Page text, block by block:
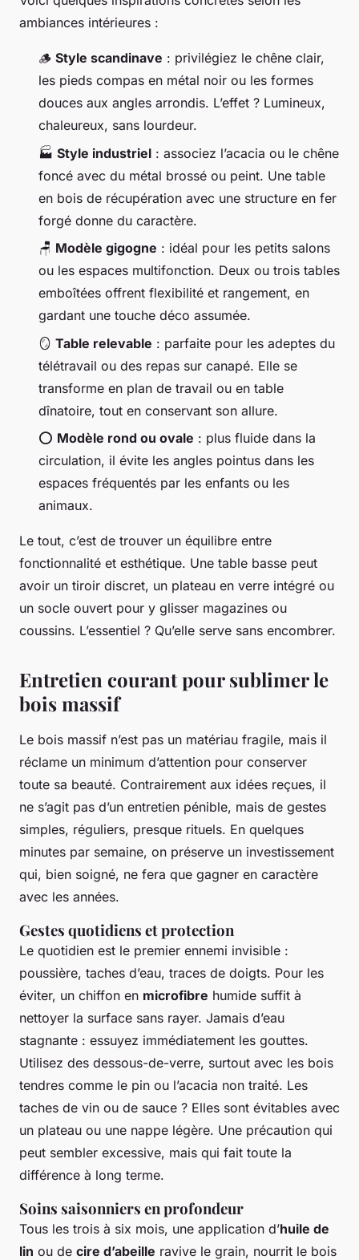
ambiances intérieures :
🪵 Style scandinave : privilégiez le chêne clair,
les pieds compas en métal noir ou les formes
douces aux angles arrondis. L’effet ? Lumineux,
chaleureux, sans lourdeur.
🏭 Style industriel : associez l’acacia ou le chêne
foncé avec du métal brossé ou peint. Une table
en bois de récupération avec une structure en fer
forgé donne du caractère.
🪑 Modèle gigogne : idéal pour les petits salons
ou les espaces multifonction. Deux ou trois tables
emboîtées offrent flexibilité et rangement, en
gardant une touche déco assumée.
🪞 Table relevable : parfaite pour les adeptes du
télétravail ou des repas sur canapé. Elle se
transforme en plan de travail ou en table
dînatoire, tout en conservant son allure.
⭕ Modèle rond ou ovale : plus fluide dans la
circulation, il évite les angles pointus dans les
espaces fréquentés par les enfants ou les
animaux.
Le tout, c’est de trouver un équilibre entre
fonctionnalité et esthétique. Une table basse peut
avoir un tiroir discret, un plateau en verre intégré ou
un socle ouvert pour y glisser magazines ou
coussins. L’essentiel ? Qu’elle serve sans encombrer.
Entretien courant pour sublimer le
bois massif
Le bois massif n’est pas un matériau fragile, mais il
réclame un minimum d’attention pour conserver
toute sa beauté. Contrairement aux idées reçues, il
ne s’agit pas d’un entretien pénible, mais de gestes
simples, réguliers, presque rituels. En quelques
minutes par semaine, on préserve un investissement
qui, bien soigné, ne fera que gagner en caractère
avec les années.
Gestes quotidiens et protection
Le quotidien est le premier ennemi invisible :
poussière, taches d’eau, traces de doigts. Pour les
éviter, un chiffon en microfibre humide suffit à
nettoyer la surface sans rayer. Jamais d’eau
stagnante : essuyez immédiatement les gouttes.
Utilisez des dessous-de-verre, surtout avec les bois
tendres comme le pin ou l’acacia non traité. Les
taches de vin ou de sauce ? Elles sont évitables avec
un plateau ou une nappe légère. Une précaution qui
peut sembler excessive, mais qui fait toute la
différence à long terme.
Soins saisonniers en profondeur
Tous les trois à six mois, une application d’huile de
lin ou de cire d’abeille ravive le grain, nourrit le bois